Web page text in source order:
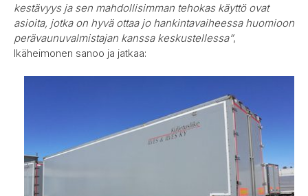
kestävyys ja sen mahdollisimman tehokas käyttö ovat
asioita, jotka on hyvä ottaa jo hankintavaiheessa huomioon
perävaunuvalmistajan kanssa keskustellessa”,
Ikäheimonen sanoo ja jatkaa: